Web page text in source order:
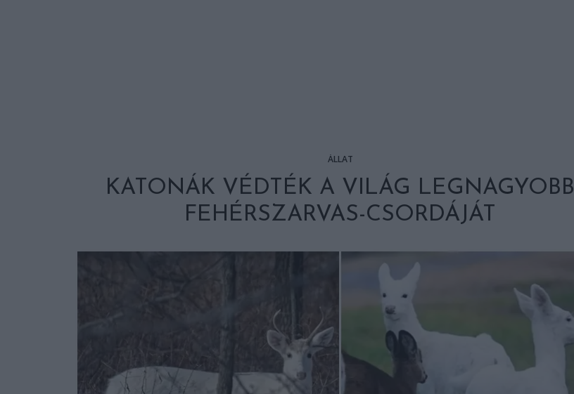
ÁLLAT
KATONÁK VÉDTÉK A VILÁG LEGNAGYOBB
FEHÉRSZARVAS-CSORDÁJÁT